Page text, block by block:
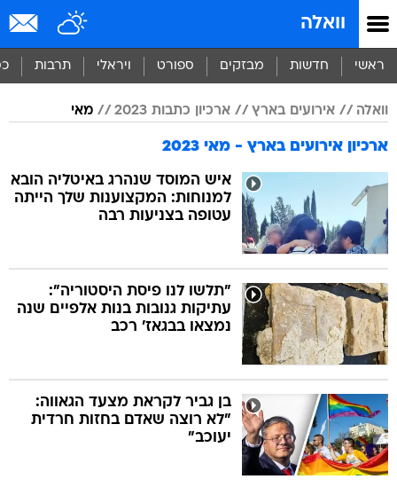
וואלה
ראשי חדשות מבזקים ספורט ויראלי תרבות
וואלה אירועים בארץ ארכיון כתבות 2023 מאי
ארכיון אירועים בארץ - מאי 2023
איש המוסד שנהרג באיטליה הובא
למנוחות: המקצוענות שלך הייתה
עטופה בצניעות רבה
"תלשו לנו פיסת היסטוריה":
עתיקות גנובות בנות אלפיים שנה
נמצאו בבגאז' רכב
בן גביר לקראת מצעד הגאווה:
"לא רוצה שאדם בחזות חרדית
יעוכב"